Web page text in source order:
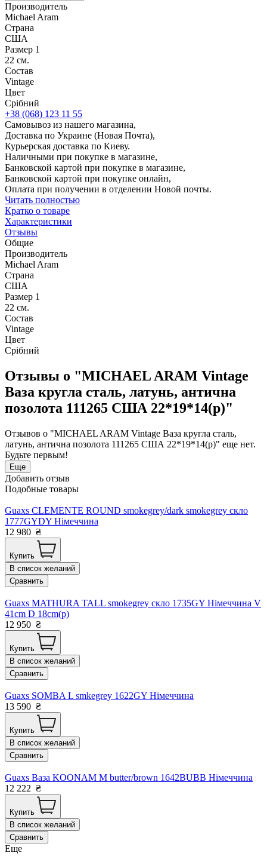
Производитель
Michael Aram
Страна
США
Размер 1
22 см.
Состав
Vintage
Цвет
Срібний
+38 (068) 123 11 55
Самовывоз из нашего магазина,
Доставка по Украине (Новая Почта),
Курьерская доставка по Киеву.
Наличными при покупке в магазине,
Банковской картой при покупке в магазине,
Банковской картой при покупке онлайн,
Оплата при получении в отделении Новой почты.
Читать полностью
Кратко о товаре
Характеристики
Отзывы
Общие
Производитель
Michael Aram
Страна
США
Размер 1
22 см.
Состав
Vintage
Цвет
Срібний
Отзывы о "MICHAEL ARAM Vintage
Ваза кругла сталь, латунь, антична
позолота 111265 США 22*19*14(р)"
Отзывов о "MICHAEL ARAM Vintage Ваза кругла сталь,
латунь, антична позолота 111265 США 22*19*14(р)" еще нет.
Будьте первым!
Еще
Добавить отзыв
Подобные товары
Guaxs CLEMENTE ROUND smokegrey/dark smokegrey скло
1777GYDY Німеччина
12 980 ₴
Купить
В список желаний
Сравнить
Guaxs MATHURA TALL smokegrey скло 1735GY Німеччина V
41cm D 18cm(р)
12 950 ₴
Купить
В список желаний
Сравнить
Guaxs SOMBA L smkegrey 1622GY Німеччина
13 590 ₴
Купить
В список желаний
Сравнить
Guaxs Ваза KOONAM M butter/brown 1642BUBB Німеччина
12 222 ₴
Купить
В список желаний
Сравнить
Еще